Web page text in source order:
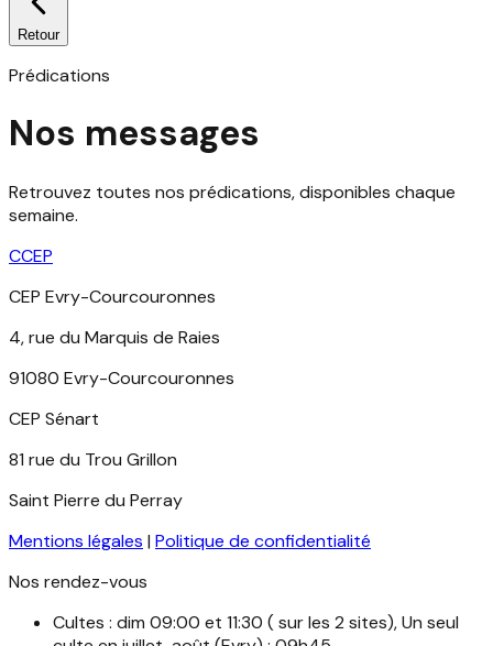
Retour
Prédications
Nos messages
Retrouvez toutes nos prédications, disponibles chaque
semaine.
CCEP
CEP Evry-Courcouronnes
4, rue du Marquis de Raies
91080 Evry-Courcouronnes
CEP Sénart
81 rue du Trou Grillon
Saint Pierre du Perray
Mentions légales | Politique de confidentialité
Nos rendez-vous
Cultes : dim 09:00 et 11:30 ( sur les 2 sites), Un seul